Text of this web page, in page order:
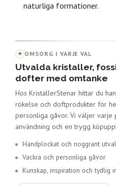
naturliga formationer.
✦ OMSORG I VARJE VAL
Utvalda kristaller,
dofter med omtanke
Hos KristallerStenar hittar du
rökelse och doftprodukter för
personliga gåvor. Vi väljer varje
användning och en trygg
Handplockat och noggrant
Vackra och personliga gåvor
Kunskap, inspiration och tydlig